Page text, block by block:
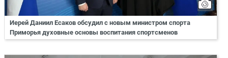
Иерей Даниил Есаков обсудил с новым министром спорта
Приморья духовные основы воспитания спортсменов